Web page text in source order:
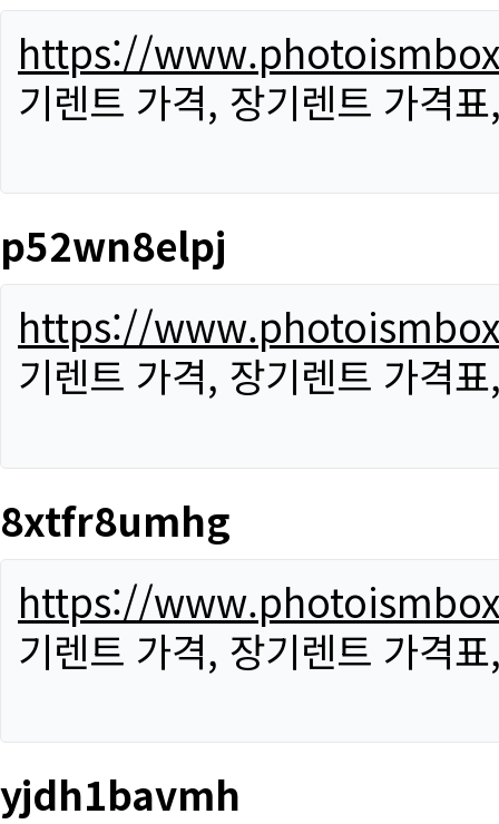
https://
기렌트 가격, 장기렌트 가격
p52wn8elpj
https://
기렌트 가격, 장기렌트 가격
8xtfr8umhg
https://
기렌트 가격, 장기렌트 가격
yjdh1bavmh